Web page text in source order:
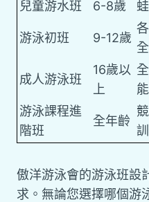
兒童游水班
6-8歲
游泳初班 9-12歲
全
成人游泳班
16歲以
上
游泳課程進
階班
全年齡
傲洋游泳會的游泳班設
求。無論您選擇哪個游